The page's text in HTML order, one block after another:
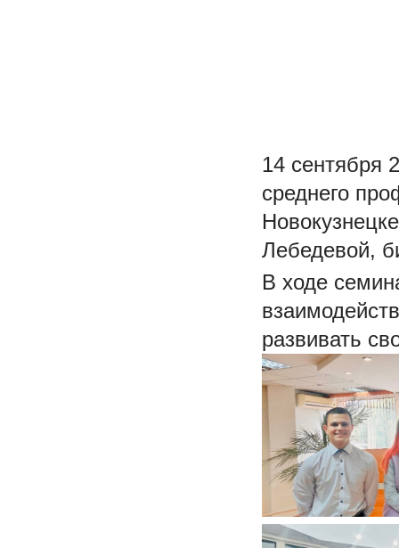
14 сентября
среднего
Лебедевой,
В ходе
развивать